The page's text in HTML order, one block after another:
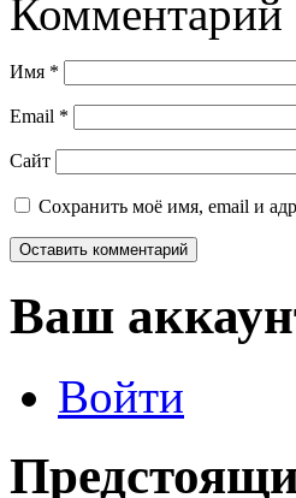
Комментарий
Имя *
Email *
Сайт
Сохранить моё имя, email и
Ваш
Войти